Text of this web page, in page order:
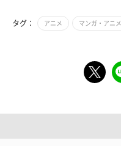
タグ： アニメ マンガ・アニメ